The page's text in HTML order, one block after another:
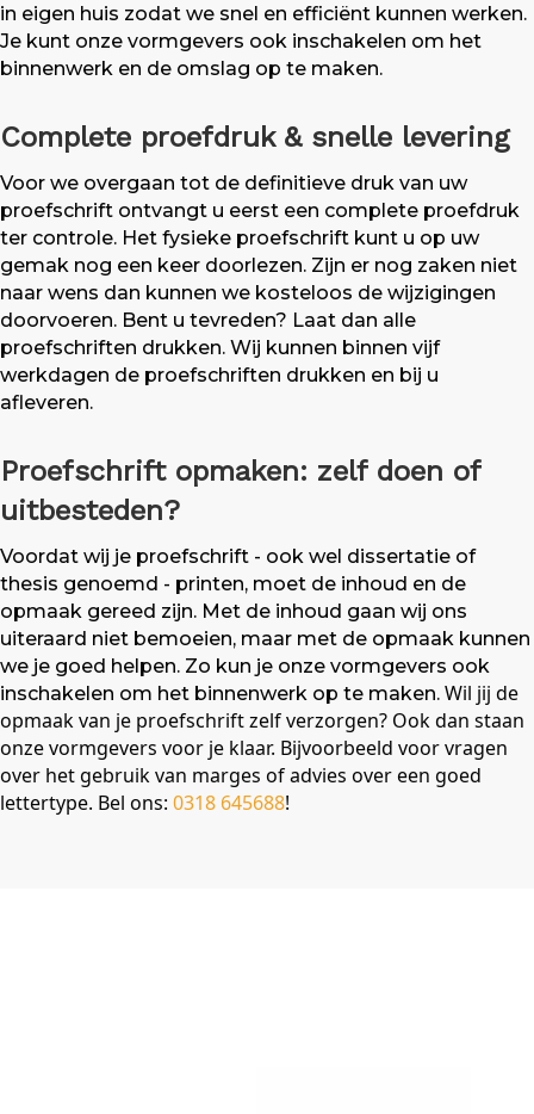
in eigen huis zodat we snel en efficiënt kunnen werken.
Je kunt onze vormgevers ook inschakelen om het
binnenwerk en de omslag op te maken.
Complete proefdruk & snelle levering
Voor we overgaan tot de definitieve druk van uw
proefschrift ontvangt u eerst een complete proefdruk
ter controle. Het fysieke proefschrift kunt u op uw
gemak nog een keer doorlezen. Zijn er nog zaken niet
naar wens dan kunnen we kosteloos de wijzigingen
doorvoeren. Bent u tevreden? Laat dan alle
proefschriften drukken. Wij kunnen binnen vijf
werkdagen de proefschriften drukken en bij u
afleveren.
Proefschrift opmaken: zelf doen of
uitbesteden?
Voordat wij je proefschrift - ook wel dissertatie of
thesis genoemd - printen, moet de inhoud en de
opmaak gereed zijn. Met de inhoud gaan wij ons
uiteraard niet bemoeien, maar met de opmaak kunnen
we je goed helpen. Zo kun je onze vormgevers ook
inschakelen om het binnenwerk op te maken. Wil jij de
opmaak van je proefschrift zelf verzorgen? Ook dan staan
onze vormgevers voor je klaar. Bijvoorbeeld voor vragen
over het gebruik van marges of advies over een goed
lettertype. Bel ons: 0318 645688!